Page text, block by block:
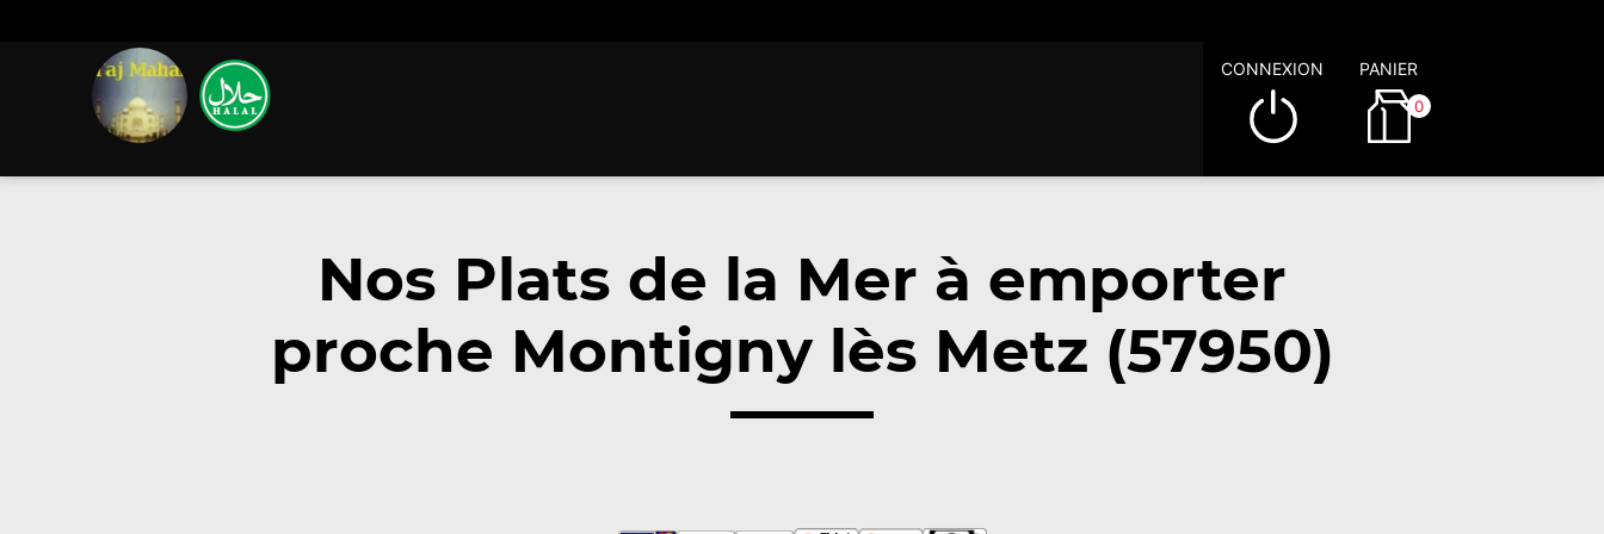
CONNEXION PANIER
0
Nos Plats de la Mer à emporter
proche Montigny lès Metz (57950)